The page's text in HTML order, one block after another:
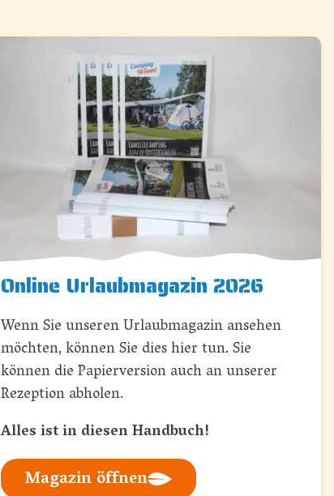
Online Urlaubmagazin 2026
Wenn Sie unseren Urlaubmagazin ansehen
möchten, können Sie dies hier tun. Sie
können die Papierversion auch an unserer
Rezeption abholen.
Alles ist in diesen Handbuch!
Magazin öffnen